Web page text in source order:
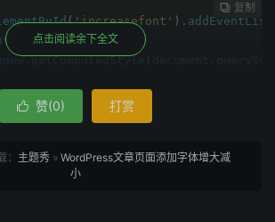
 复制
 复制
 复制
('increasefont' ).
=
.getComputedStyle
('decreasefont').
点击阅读余下全文
 赞(0) 打赏
主题秀» WordPress文章页面添加字体增大减
小